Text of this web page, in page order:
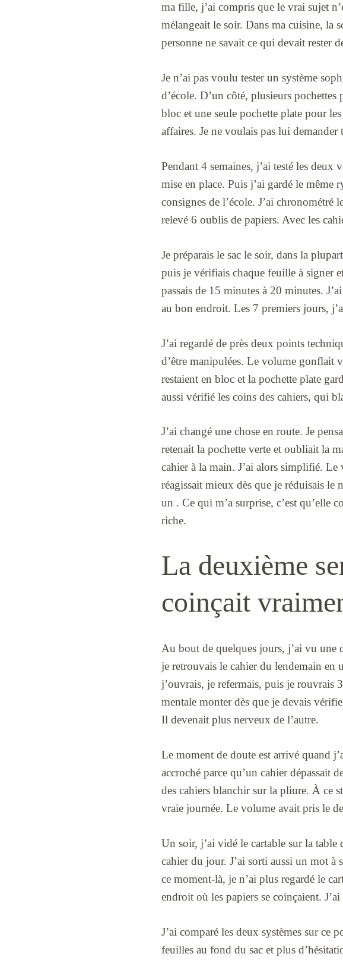
ma fille, j’ai compris que le vrai sujet
mélangeait le soir. Dans ma cuisine, la
personne ne savait ce qui devait rester
Je n’ai pas voulu tester un système
d’école. D’un côté, plusieurs pochettes
bloc et une seule pochette plate pour
affaires. Je ne voulais pas lui
Pendant 4 semaines, j’ai testé les
mise en place. Puis j’ai gardé le même
consignes de l’école. J’ai chronométré
relevé 6 oublis de papiers. Avec les
Je préparais le sac le soir, dans la
puis je vérifiais chaque feuille à signer
passais de 15 minutes à 20 minutes.
au bon endroit. Les 7 premiers jours,
J’ai regardé de près deux points
d’être manipulées. Le volume gonflait
restaient en bloc et la pochette plate
aussi vérifié les coins des cahiers, qui
J’ai changé une chose en route. Je
retenait la pochette verte et oubliait la
cahier à la main. J’ai alors simplifié.
réagissait mieux dès que je réduisais le
un . Ce qui m’a surprise, c’est qu’elle
riche.
La deuxième
coinçait
Au bout de quelques jours, j’ai vu une
je retrouvais le cahier du lendemain en
j’ouvrais, je refermais, puis je rouvrais
mentale monter dès que je devais
Il devenait plus nerveux de l’autre.
Le moment de doute est arrivé quand
accroché parce qu’un cahier dépassait
des cahiers blanchir sur la pliure. À ce
vraie journée. Le volume avait pris le
Un soir, j’ai vidé le cartable sur la table
cahier du jour. J’ai sorti aussi un mot à
ce moment-là, je n’ai plus regardé le
endroit où les papiers se coinçaient.
J’ai comparé les deux systèmes sur ce
feuilles au fond du sac et plus